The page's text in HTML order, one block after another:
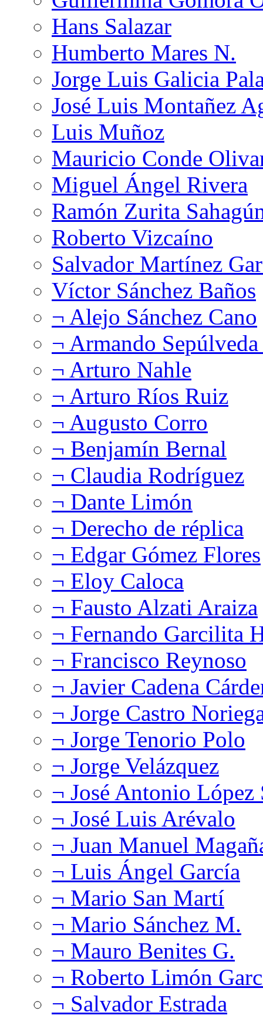
Hans Salazar
Humberto Mares N.
Jorge Luis Galicia
José Luis Montañez
Luis Muñoz
Mauricio Conde
Miguel Ángel Rivera
Ramón Zurita
Roberto Vizcaíno
Salvador Martínez
Víctor Sánchez Baños
¬ Alejo Sánchez Cano
¬ Armando
¬ Arturo Nahle
¬ Arturo Ríos Ruiz
¬ Augusto Corro
¬ Benjamín Bernal
¬ Claudia Rodríguez
¬ Dante Limón
¬ Derecho de réplica
¬ Edgar Gómez Flores
¬ Eloy Caloca
¬ Fausto Alzati Araiza
¬ Fernando Garcilita
¬ Francisco Reynoso
¬ Javier Cadena
¬ Jorge Castro
¬ Jorge Tenorio Polo
¬ Jorge Velázquez
¬ José Antonio López
¬ José Luis Arévalo
¬ Juan Manuel
¬ Luis Ángel García
¬ Mario San Martí
¬ Mario Sánchez M.
¬ Mauro Benites G.
¬ Roberto Limón
¬ Salvador Estrada